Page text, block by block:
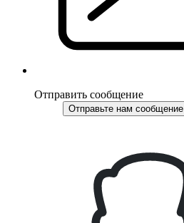
Отправить сообщение
Отправьте нам сообщение